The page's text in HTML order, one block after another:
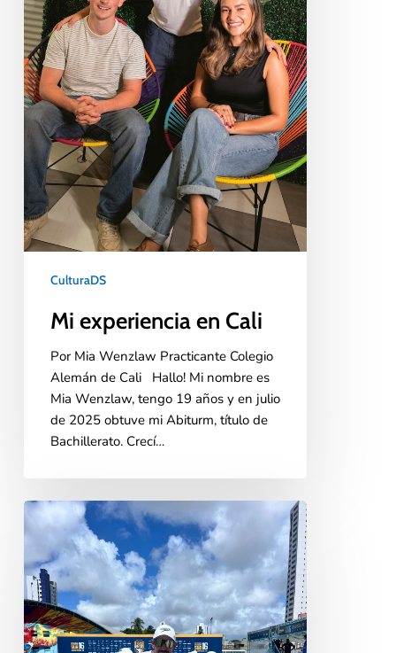
CulturaDS
Mi experiencia en Cali
Por Mia Wenzlaw Practicante Colegio
Alemán de Cali Hallo! Mi nombre es
Mia Wenzlaw, tengo 19 años y en julio
de 2025 obtuve mi Abiturm, título de
Bachillerato. Crecí…